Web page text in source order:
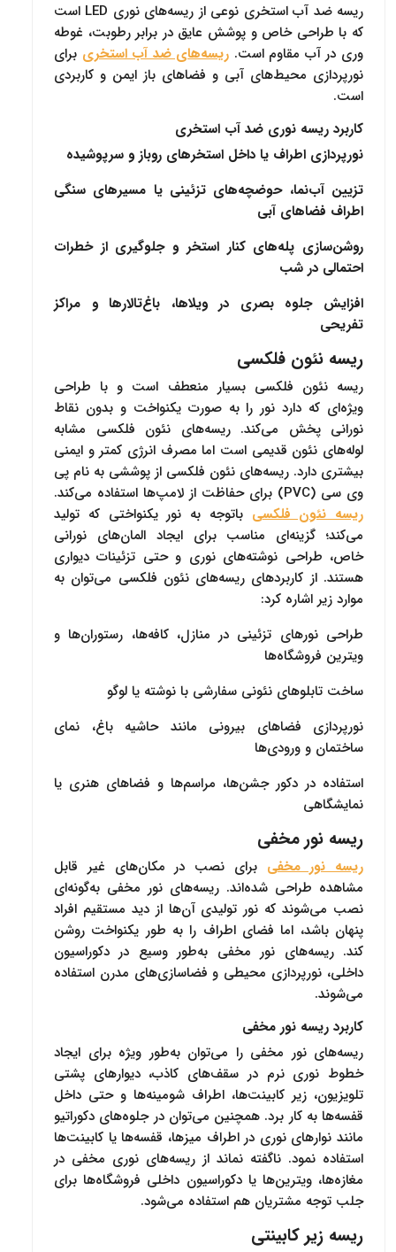
ریسه ضد آب استخری نوعی از ریسه‌های نوری LED است
که با طراحی خاص و پوشش عایق در برابر رطوبت، غوطه
وری در آب مقاوم است. ریسه‌های ضد آب استخری برای
نورپردازی محیط‌های آبی و فضاهای باز ایمن و کاربردی
است.
کاربرد ریسه نوری ضد آب استخری
نورپردازی اطراف یا داخل استخرهای روباز و سرپوشیده
تزیین آب‌نما، حوضچه‌های تزئینی یا مسیرهای سنگی
اطراف فضاهای آبی
روشن‌سازی پله‌های کنار استخر و جلوگیری از خطرات
احتمالی در شب
افزایش جلوه بصری در ویلاها، باغ‌تالارها و مراکز
تفریحی
ریسه نئون فلکسی
ریسه نئون فلکسی بسیار منعطف است و با طراحی
ویژه‌ای که دارد نور را به صورت یکنواخت و بدون نقاط
نورانی پخش می‌کند. ریسه‌های نئون فلکسی مشابه
لوله‌های نئون قدیمی است اما مصرف انرژی کمتر و ایمنی
بیشتری دارد. ریسه‌های نئون فلکسی از پوششی به نام پی
وی سی (PVC) برای حفاظت از لامپ‌ها استفاده می‌کند.
ریسه‌ نئون فلکسی باتوجه به نور یکنواختی که تولید
می‌کند؛ گزینه‌ای مناسب برای ایجاد المان‌های نورانی
خاص، طراحی نوشته‌های نوری و حتی تزئینات دیواری
هستند. از کاربردهای ریسه‌های نئون فلکسی می‌توان به
موارد زیر اشاره کرد:
طراحی نورهای تزئینی در منازل، کافه‌ها، رستوران‌ها و
ویترین فروشگاه‌ها
ساخت تابلوهای نئونی سفارشی با نوشته یا لوگو
نورپردازی فضاهای بیرونی مانند حاشیه باغ، نمای
ساختمان و ورودی‌ها
استفاده در دکور جشن‌ها، مراسم‌ها و فضاهای هنری یا
نمایشگاهی
ریسه نور مخفی
ریسه نور مخفی برای نصب در مکان‌های غیر قابل
مشاهده طراحی شده‌اند. ریسه‌های نور مخفی به‌گونه‌ای
نصب می‌شوند که نور تولیدی آن‌ها از دید مستقیم افراد
پنهان باشد، اما فضای اطراف را به طور یکنواخت روشن
‌کند. ریسه‌های نور مخفی به‌طور وسیع در دکوراسیون
داخلی، نورپردازی محیطی و فضاسازی‌های مدرن استفاده
می‌شوند.
کاربرد ریسه نور مخفی
ریسه‌های نور مخفی را می‌توان به‌طور ویژه برای ایجاد
خطوط نوری نرم در سقف‌های کاذب، دیوارهای پشتی
تلویزیون، زیر کابینت‌ها، اطراف شومینه‌ها و حتی داخل
قفسه‌ها به کار برد. همچنین می‌توان در جلوه‌های دکوراتیو
مانند نوارهای نوری در اطراف میزها، قفسه‌ها یا کابینت‌ها
استفاده نمود. ناگفته نماند از ریسه‌های نوری مخفی در
مغازه‌ها، ویترین‌ها یا دکوراسیون داخلی فروشگاه‌ها برای
جلب توجه مشتریان هم استفاده می‌شود.
ریسه زیر کابینتی